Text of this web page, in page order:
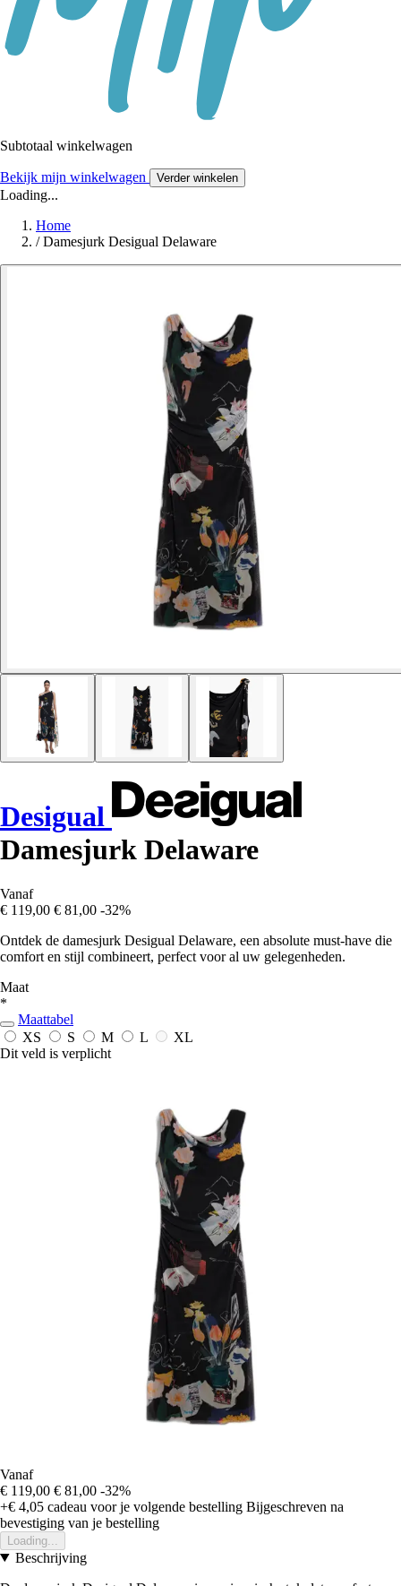
Subtotaal winkelwagen
Bekijk mijn winkelwagen Verder winkelen
Loading...
Home
/ Damesjurk Desigual Delaware
Desigual
Damesjurk Delaware
Vanaf
€ 119,00 € 81,00 -32%
Ontdek de damesjurk Desigual Delaware, een absolute must-have die
comfort en stijl combineert, perfect voor al uw gelegenheden.
Maat
*
Maattabel
XS
S M L
XL
Dit veld is verplicht
Vanaf
€ 119,00 € 81,00 -32%
+€ 4,05 cadeau voor je volgende bestelling Bijgeschreven na
bevestiging van je bestelling
Loading...
Beschrijving